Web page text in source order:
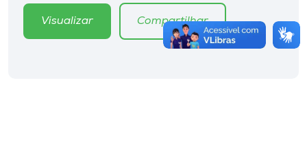
Visualizar Compartilhar